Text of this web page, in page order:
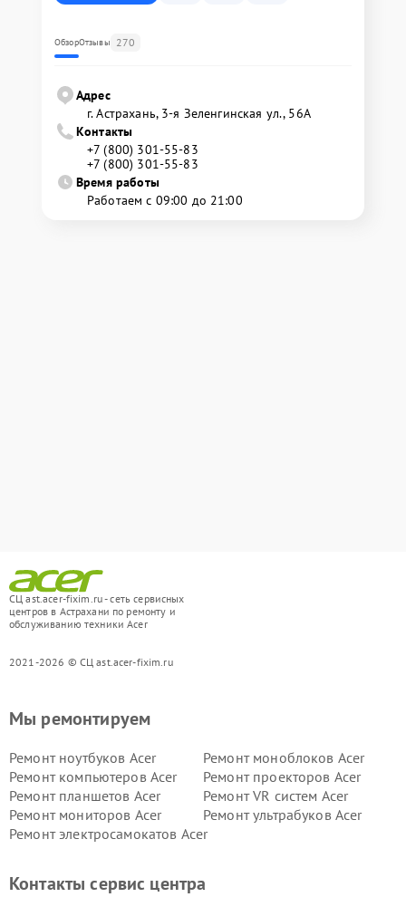
ОбзорОтзывы 270
Адрес
г. Астрахань, 3-я Зеленгинская ул., 56А
Контакты
+7 (800) 301-55-83
+7 (800) 301-55-83
Время работы
Работаем с 09:00 до 21:00
СЦ ast.acer-fixim.ru - сеть сервисных
центров в Астрахани по ремонту и
обслуживанию техники Acer
2021-2026 © СЦ ast.acer-fixim.ru
Мы ремонтируем
Ремонт ноутбуков Acer
Ремонт моноблоков Acer
Ремонт компьютеров Acer
Ремонт проекторов Acer
Ремонт планшетов Acer
Ремонт VR систем Acer
Ремонт мониторов Acer
Ремонт ультрабуков Acer
Ремонт электросамокатов Acer
Контакты сервис центра